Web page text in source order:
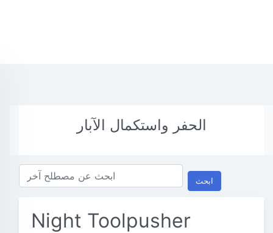
الحفر واستكمال الآبار
ابحث
Night Toolpusher